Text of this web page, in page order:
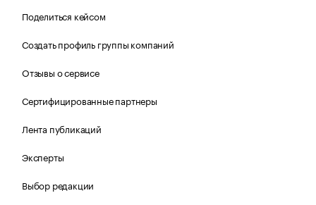
Поделиться кейсом
Создать профиль группы компаний
Отзывы о сервисе
Сертифицированные партнеры
Лента публикаций
Эксперты
Выбор редакции